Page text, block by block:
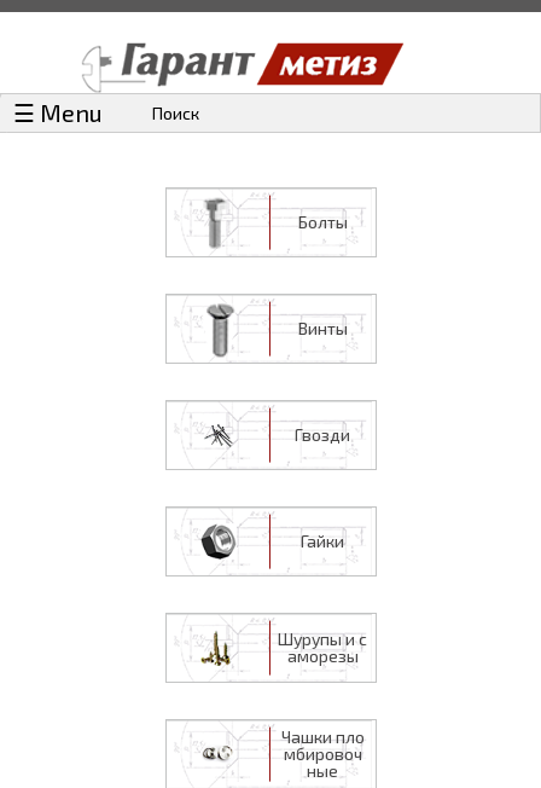
☰ Menu Поиск
Болты
Винты
Гвозди
Гайки
Шурупы и с
аморезы
Чашки пло
мбировоч
ные